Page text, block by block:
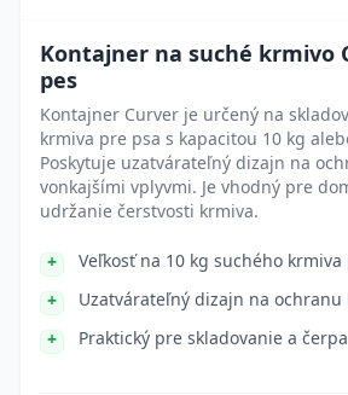
Kontajner na suché krmivo
pes
Kontajner Curver je určený na
krmiva pre psa s kapacitou 10 kg
Poskytuje uzatvárateľný dizajn na
vonkajšími vplyvmi. Je vhodný pre
udržanie čerstvosti krmiva.
Veľkosť na 10 kg suchého krmiva
Uzatvárateľný dizajn na ochranu
Praktický pre skladovanie a